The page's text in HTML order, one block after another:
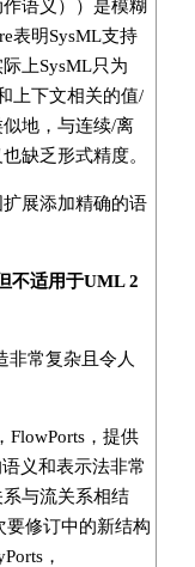
语义））是模糊
表明SysML支持
上SysML只为
上下文相关的值/
地，与连续/离
缺乏形式精度。
展添加精确的语
不适用于UML 2
非常复杂且令人
FlowPorts，提供
义和表示法非常
与流关系相结
要修订中的新结构
，